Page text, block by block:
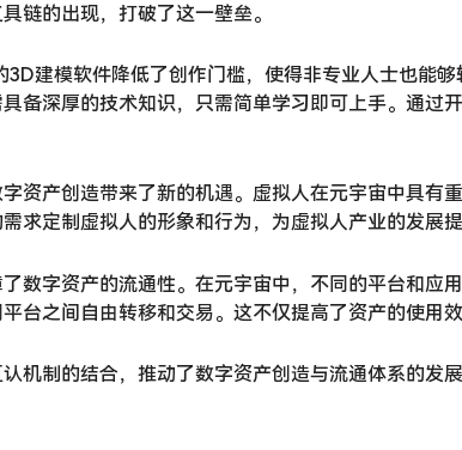
链的出现，打破了这一壁垒。
3D建模软件降低了创作门槛，使得非专业人士也能
备深厚的技术知识，只需简单学习即可上手。通过
资产创造带来了新的机遇。虚拟人在元宇宙中具有
求定制虚拟人的形象和行为，为虚拟人产业的发展
数字资产的流通性。在元宇宙中，不同的平台和应
台之间自由转移和交易。这不仅提高了资产的使用
机制的结合，推动了数字资产创造与流通体系的发